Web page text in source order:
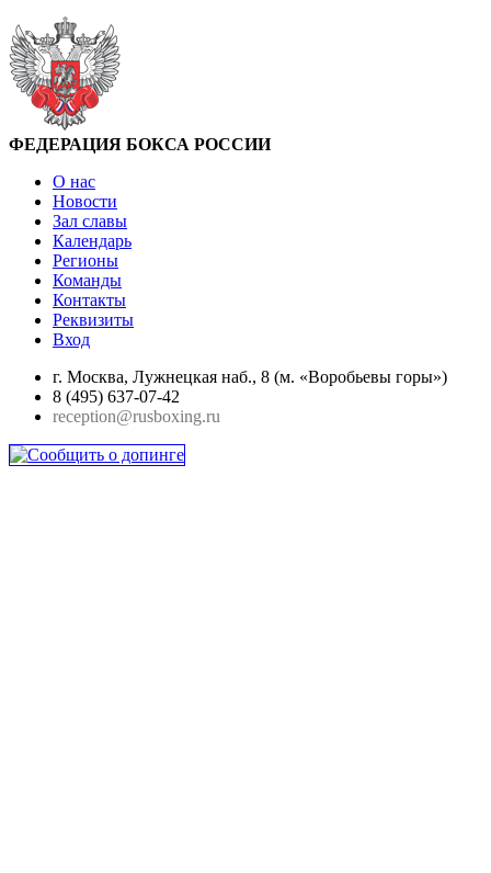
ФЕДЕРАЦИЯ БОКСА РОССИИ
О нас
Новости
Зал славы
Календарь
Регионы
Команды
Контакты
Реквизиты
Вход
г. Москва, Лужнецкая наб., 8 (м. «Воробьевы горы»)
8 (495) 637-07-42
reception@rusboxing.ru